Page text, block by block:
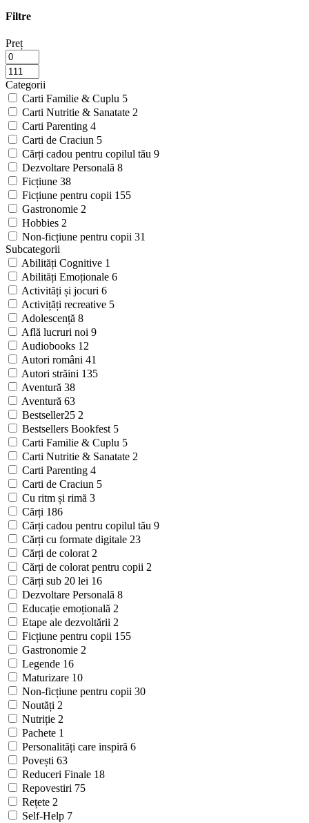
Filtre
Preț
Categorii
Carti Familie & Cuplu 5
Carti Nutritie & Sanatate 2
Carti Parenting 4
Carti de Craciun 5
Cărți cadou pentru copilul tău 9
Dezvoltare Personală 8
Ficțiune 38
Ficțiune pentru copii 155
Gastronomie 2
Hobbies 2
Non-ficțiune pentru copii 31
Subcategorii
Abilități Cognitive 1
Abilități Emoționale 6
Activități și jocuri 6
Activițăți recreative 5
Adolescență 8
Află lucruri noi 9
Audiobooks 12
Autori români 41
Autori străini 135
Aventură 38
Aventură 63
Bestseller25 2
Bestsellers Bookfest 5
Carti Familie & Cuplu 5
Carti Nutritie & Sanatate 2
Carti Parenting 4
Carti de Craciun 5
Cu ritm și rimă 3
Cărți 186
Cărți cadou pentru copilul tău 9
Cărți cu formate digitale 23
Cărți de colorat 2
Cărți de colorat pentru copii 2
Cărți sub 20 lei 16
Dezvoltare Personală 8
Educație emoțională 2
Etape ale dezvoltării 2
Ficțiune pentru copii 155
Gastronomie 2
Legende 16
Maturizare 10
Non-ficțiune pentru copii 30
Noutăți 2
Nutriție 2
Pachete 1
Personalități care inspiră 6
Povești 63
Reduceri Finale 18
Repovestiri 75
Rețete 2
Self-Help 7